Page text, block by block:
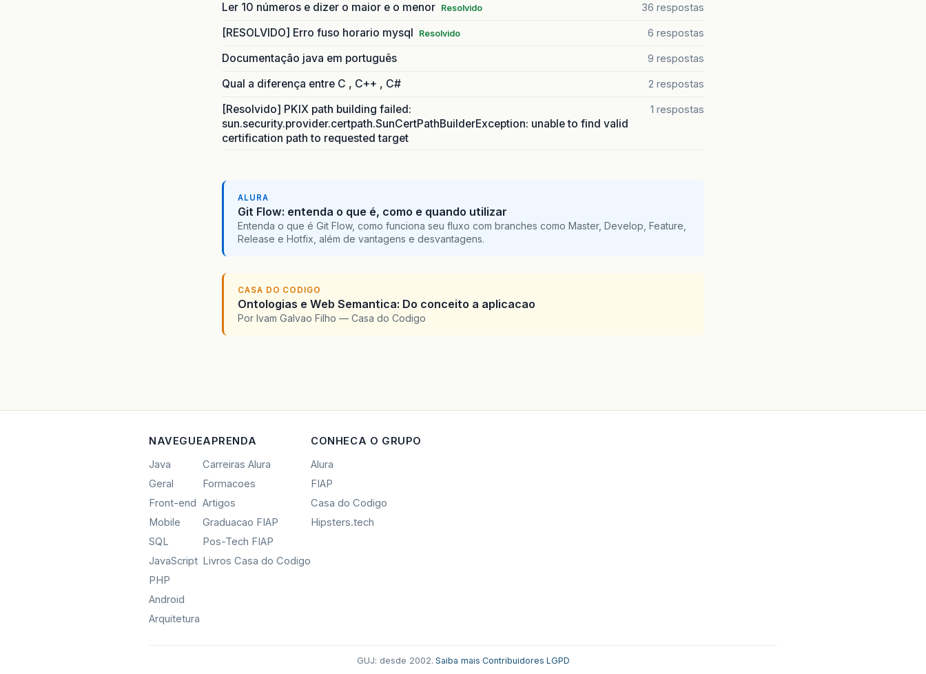
Ler 10 números e dizer o maior e o menor Resolvido 36 respostas
[RESOLVIDO] Erro fuso horario mysql Resolvido 6 respostas
Documentação java em português 9 respostas
Qual a diferença entre C , C++ , C# 2 respostas
[Resolvido] PKIX path building failed:
sun.security.provider.certpath.SunCertPathBuilderException: unable to find valid
certification path to requested target
1 respostas
ALURA
Git Flow: entenda o que é, como e quando utilizar
Entenda o que é Git Flow, como funciona seu fluxo com branches como Master, Develop, Feature,
Release e Hotfix, além de vantagens e desvantagens.
CASA DO CODIGO
Ontologias e Web Semantica: Do conceito a aplicacao
Por Ivam Galvao Filho — Casa do Codigo
NAVEGUE
Java
Geral
Front-end
Mobile
SQL
JavaScript
PHP
Android
Arquitetura
APRENDA
Carreiras Alura
Formacoes
Artigos
Graduacao FIAP
Pos-Tech FIAP
Livros Casa do Codigo
CONHECA O GRUPO
Alura
FIAP
Casa do Codigo
Hipsters.tech
GUJ: desde 2002.·Saiba mais·Contribuidores·LGPD